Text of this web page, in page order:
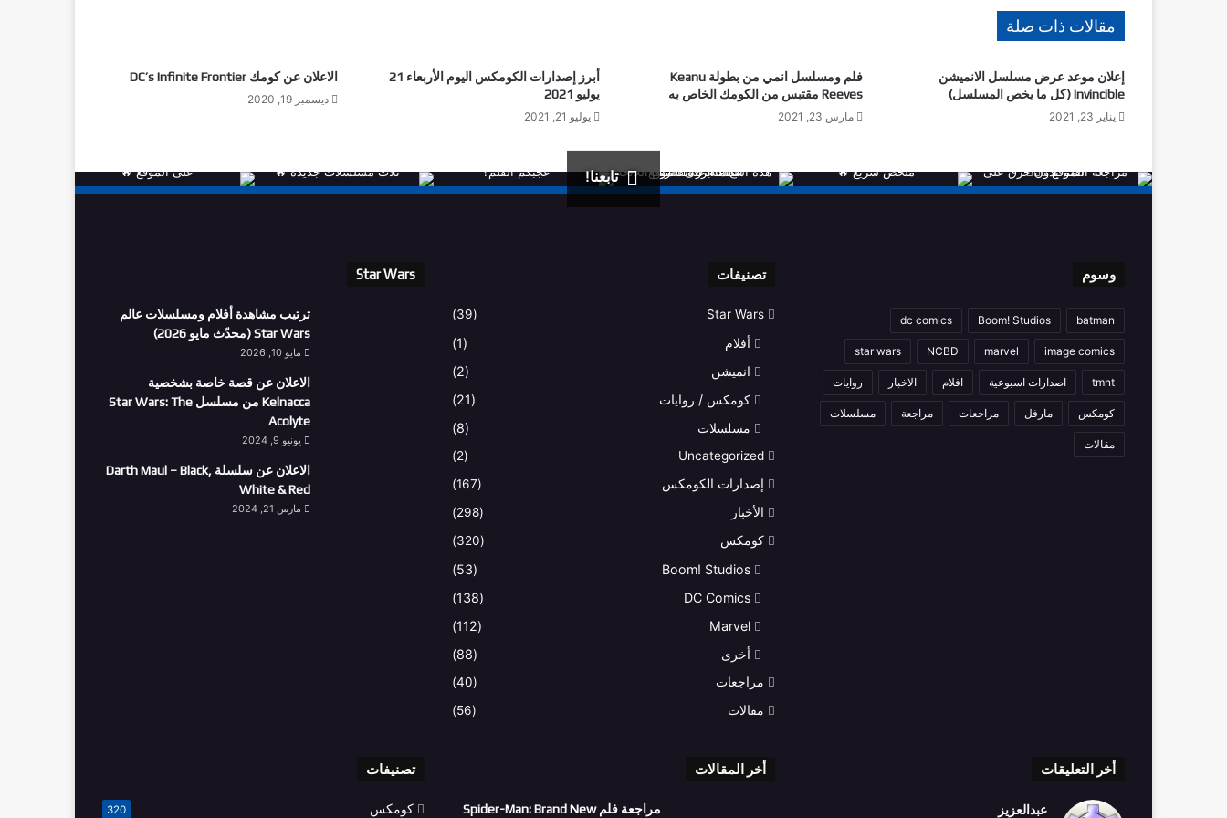
مقالات ذات صلة
إعلان موعد عرض مسلسل الانميشن
Invincible (كل ما يخص المسلسل)
يناير 23, 2021
فلم ومسلسل انمي من بطولة Keanu
Reeves مقتبس من الكومك الخاص به
مارس 23, 2021
أبرز إصدارات الكومكس اليوم الأربعاء 21
يوليو 2021
يوليو 21, 2021
الاعلان عن كومك DC’s Infinite Frontier
ديسمبر 19, 2020
تابعنا!
وسوم
batman
Boom! Studios
dc comics
image comics
marvel
NCBD
star wars
tmnt اصدارات اسبوعية افلام الاخبار روايات
كومكس مارفل مراجعات مراجعة مسلسلات
مقالات
تصنيفات
Star Wars
(39)
أفلام
(1)
انميشن
(2)
كومكس / روايات
(21)
مسلسلات
(8)
Uncategorized
(2)
إصدارات الكومكس
(167)
الأخبار
(298)
كومكس
(320)
Boom! Studios
(53)
DC Comics
(138)
Marvel
(112)
أخرى
(88)
مراجعات
(40)
مقالات
(56)
Star Wars
ترتيب مشاهدة أفلام ومسلسلات عالم
Star Wars (محدّث مايو 2026)
مايو 10, 2026
الاعلان عن قصة خاصة بشخصية
Kelnacca من مسلسل Star Wars: The
Acolyte
يونيو 9, 2024
الاعلان عن سلسلة Darth Maul – Black,
White & Red
مارس 21, 2024
أخر التعليقات
عبدالعزيز
أخر المقالات
مراجعة فلم Spider-Man: Brand New
تصنيفات
كومكس 320